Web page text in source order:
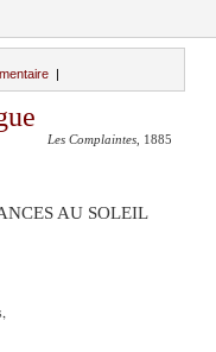
|
Les Complaintes , 1885
AU SOLEIL